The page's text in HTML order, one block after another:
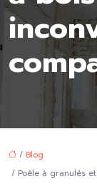
/ Blog
/ Poêle à granulés